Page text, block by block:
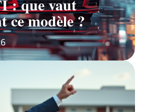
: que vaut
ce modèle ?